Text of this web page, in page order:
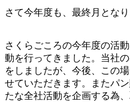
さて今年度も、最終月となり
さくらごころの今年度の活
動を行ってきました。当社
をしましたが、今後、この
せていただきます。またパ
たな全社活動を企画する為